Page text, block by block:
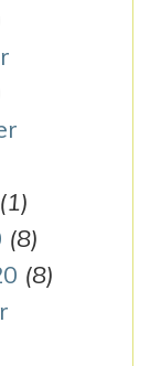
(1)
(8)
(8)